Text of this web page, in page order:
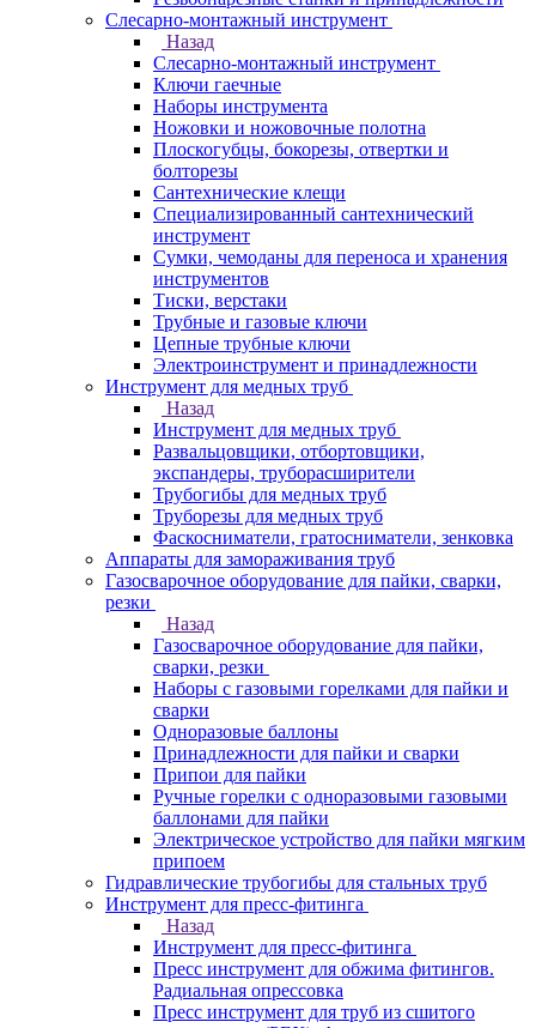
Слесарно-монтажный инструмент
Назад
Слесарно-монтажный инструмент
Ключи гаечные
Наборы инструмента
Ножовки и ножовочные полотна
Плоскогубцы, бокорезы, отвертки и
болторезы
Сантехнические клещи
Специализированный сантехнический
инструмент
Сумки, чемоданы для переноса и хранения
инструментов
Тиски, верстаки
Трубные и газовые ключи
Цепные трубные ключи
Электроинструмент и принадлежности
Инструмент для медных труб
Назад
Инструмент для медных труб
Развальцовщики, отбортовщики,
экспандеры, труборасширители
Трубогибы для медных труб
Труборезы для медных труб
Фаскосниматели, гратосниматели, зенковка
Аппараты для замораживания труб
Газосварочное оборудование для пайки, сварки,
резки
Назад
Газосварочное оборудование для пайки,
сварки, резки
Наборы с газовыми горелками для пайки и
сварки
Одноразовые баллоны
Принадлежности для пайки и сварки
Припои для пайки
Ручные горелки с одноразовыми газовыми
баллонами для пайки
Электрическое устройство для пайки мягким
припоем
Гидравлические трубогибы для стальных труб
Инструмент для пресс-фитинга
Назад
Инструмент для пресс-фитинга
Пресс инструмент для обжима фитингов.
Радиальная опрессовка
Пресс инструмент для труб из сшитого